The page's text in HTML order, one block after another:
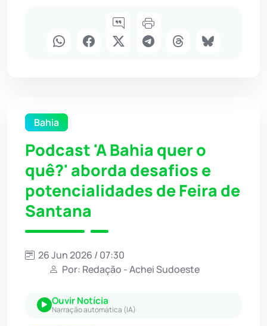
Bahia
Podcast 'A Bahia quer o
quê?' aborda desafios e
potencialidades de Feira de
Santana
26 Jun 2026 / 07:30
Por: Redação - Achei Sudoeste
Ouvir Notícia
Narração automática (IA)